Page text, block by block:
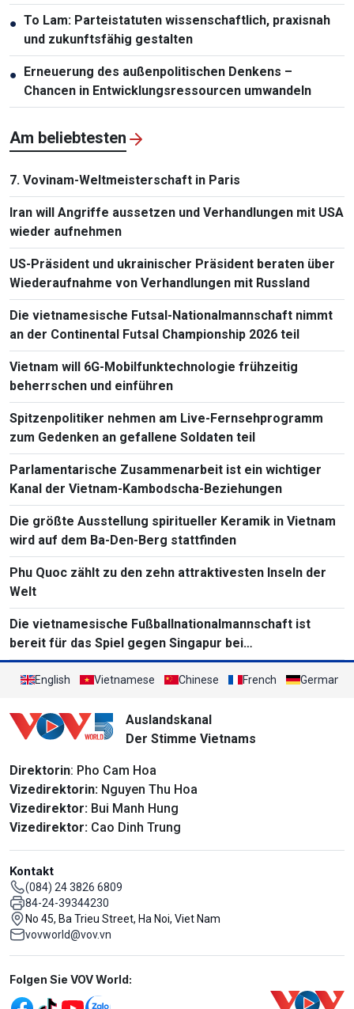
● To Lam: Parteistatuten wissenschaftlich, praxisnah
und zukunftsfähig gestalten
● Erneuerung des außenpolitischen Denkens –
Chancen in Entwicklungsressourcen umwandeln
Am beliebtesten
7. Vovinam-Weltmeisterschaft in Paris
Iran will Angriffe aussetzen und Verhandlungen mit USA
wieder aufnehmen
US-Präsident und ukrainischer Präsident beraten über
Wiederaufnahme von Verhandlungen mit Russland
Die vietnamesische Futsal-Nationalmannschaft nimmt
an der Continental Futsal Championship 2026 teil
Vietnam will 6G-Mobilfunktechnologie frühzeitig
beherrschen und einführen
Spitzenpolitiker nehmen am Live-Fernsehprogramm
zum Gedenken an gefallene Soldaten teil
Parlamentarische Zusammenarbeit ist ein wichtiger
Kanal der Vietnam-Kambodscha-Beziehungen
Die größte Ausstellung spiritueller Keramik in Vietnam
wird auf dem Ba-Den-Berg stattfinden
Phu Quoc zählt zu den zehn attraktivesten Inseln der
Welt
Die vietnamesische Fußballnationalmannschaft ist
bereit für das Spiel gegen Singapur bei
Südostasienmeisterschaft 2026
English Vietnamese Chinese French German
Auslandskanal
Der Stimme Vietnams
Direktorin: Pho Cam Hoa
Vizedirektorin: Nguyen Thu Hoa
Vizedirektor: Bui Manh Hung
Vizedirektor: Cao Dinh Trung
Kontakt
(084) 24 3826 6809
84-24-39344230
No 45, Ba Trieu Street, Ha Noi, Viet Nam
vovworld@vov.vn
Mạng xã hội
Folgen Sie VOV World: